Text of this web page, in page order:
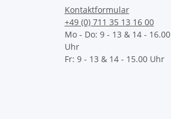
Kontaktformular
+49 (0) 711 35 13 16 00
Mo - Do: 9 - 13 & 14 - 16.00
Uhr
Fr: 9 - 13 & 14 - 15.00 Uhr